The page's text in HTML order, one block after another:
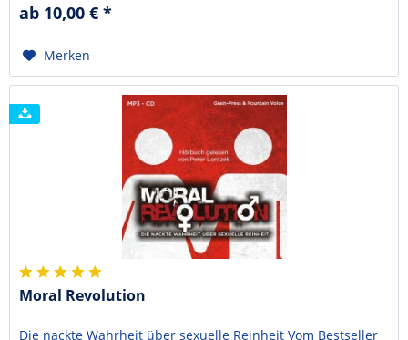
fasziniert und begeistert hat, hat nach ein paar...
ab 10,00 € *
Merken
Moral Revolution
Die nackte Wahrheit über sexuelle Reinheit Vom Bestseller